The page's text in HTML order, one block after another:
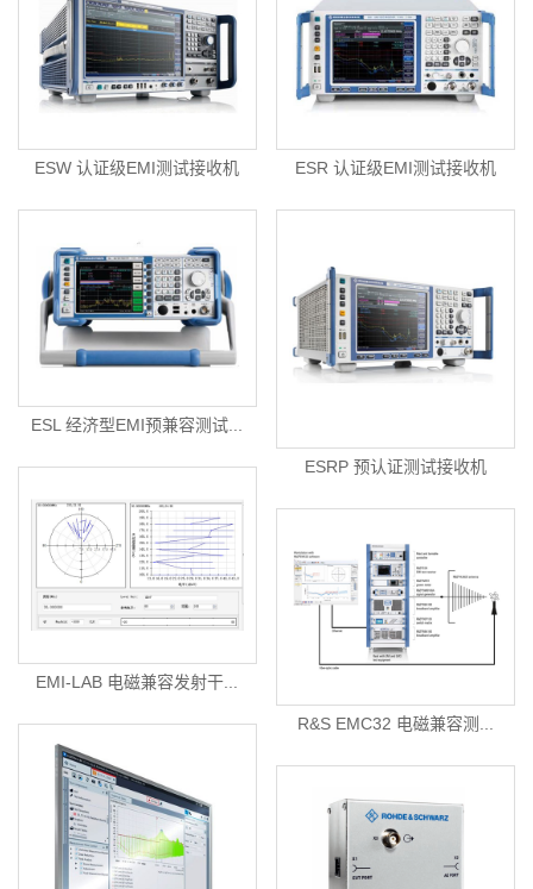
ESW 认证级EMI测试接收机 ESR 认证级EMI测试接收机
ESL 经济型EMI预兼容测试...
ESRP 预认证测试接收机
EMI-LAB 电磁兼容发射干...
R&S EMC32 电磁兼容测...